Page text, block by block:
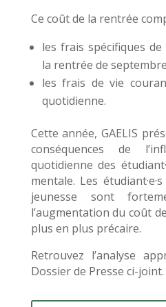
Ce coût de la rentrée
les frais spécifiques
la rentrée de
les frais de vie
quotidienne.
Cette année, GAELIS
conséquences de
quotidienne des étudiant·
mentale. Les étudiant·e·s
jeunesse sont
l’augmentation du coût
plus en plus précaire.
Retrouvez l’analyse
Dossier de Presse ci-joint.